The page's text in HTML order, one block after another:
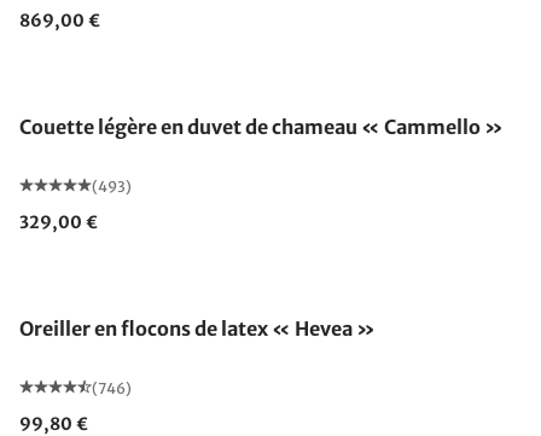
869,00 €
Couette légère en duvet de chameau « Cammello »
(493)
329,00 €
Oreiller en flocons de latex « Hevea »
(746)
99,80 €